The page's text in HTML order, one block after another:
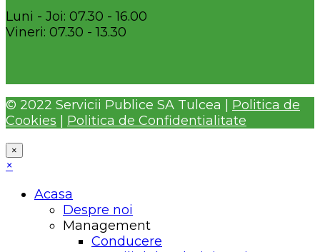
Luni - Joi: 07.30 - 16.00
Vineri: 07.30 - 13.30
© 2022 Servicii Publice SA Tulcea | Politica de
Cookies
Politica de Confidentialitate
×
×
Acasa
Despre noi
Management
Conducere